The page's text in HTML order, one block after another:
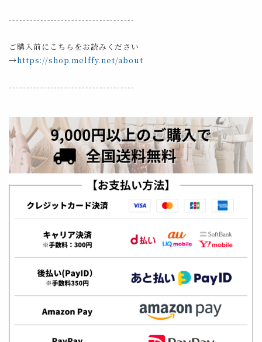
------------------------------------
ご購入前にこちらをお読みください
→https://shop.melffy.net/about
------------------------------------